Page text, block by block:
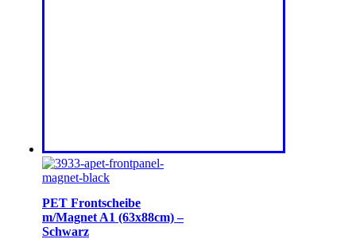
PET Frontscheibe
m/Magnet A1 (63x88cm) –
Schwarz